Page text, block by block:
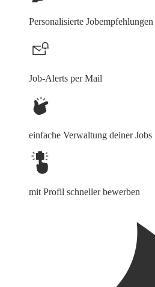
Personalisierte Jobempfehlungen
Job-Alerts per Mail
einfache Verwaltung deiner Jobs
mit Profil schneller bewerben